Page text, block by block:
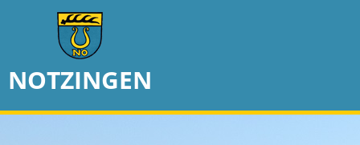
NOTZINGEN